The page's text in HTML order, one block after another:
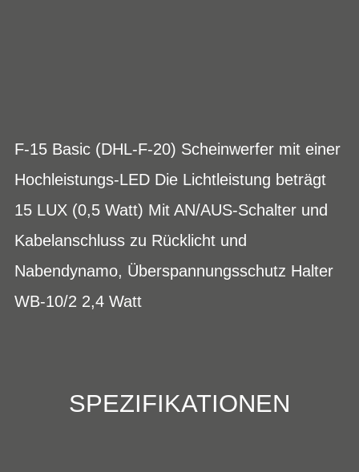
F-15 Basic (DHL-F-20) Scheinwerfer mit einer
Hochleistungs-LED Die Lichtleistung beträgt
15 LUX (0,5 Watt) Mit AN/AUS-Schalter und
Kabelanschluss zu Rücklicht und
Nabendynamo, Überspannungsschutz Halter
WB-10/2 2,4 Watt
SPEZIFIKATIONEN